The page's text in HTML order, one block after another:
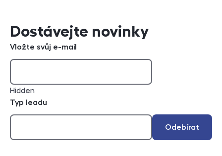
Dostávejte novinky
Vložte svůj e-mail
Hidden
Typ leadu
Odebírat